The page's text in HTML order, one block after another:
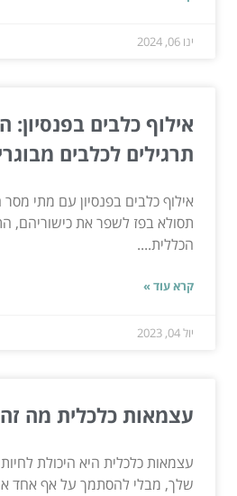
ינו 06, 2024
אילוף כלבים
תרגילים לכלבים
אילוף כלבים בפנסיון עם מתי
תסולא בפז לשפר את כישוריהם,
הכללית....
קרא עוד »
יול 04, 2023
עצמאות כלכלית מה
עצמאות כלכלית היא היכולת
שלך, מבלי להסתמך על אף אחד